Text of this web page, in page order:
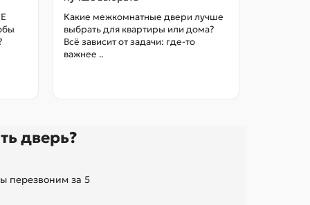
Какие межкомнатные двери лучше
выбрать для квартиры или дома?
Всё зависит от задачи: где-то
важнее ..
дверь?
перезвоним за 5